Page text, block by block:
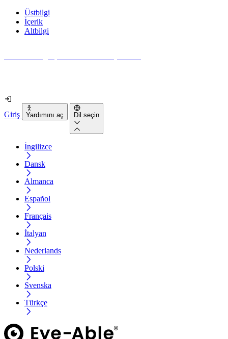
Üstbilgi
İçerik
Altbilgi
Giriş Yardımını aç Dil seçin
İngilizce
Dansk
Almanca
Español
Français
İtalyan
Nederlands
Polski
Svenska
Türkçe